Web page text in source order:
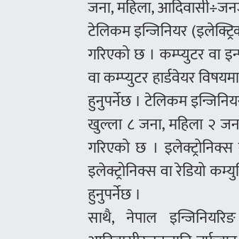
जना, महिला,
टेलिकम इन्जिनियर
गरिएको छ । कम्प्युटर वा
वा कम्प्युटर हार्डवेयर
हुनुपर्नेछ । टेलिकम
खुल्ला ८ जना, महिला २
गरिएको छ ।
इलेक्ट्रोनिक्स वा रेडियो
हुनुपर्नेछ ।
साथै, नेपाल